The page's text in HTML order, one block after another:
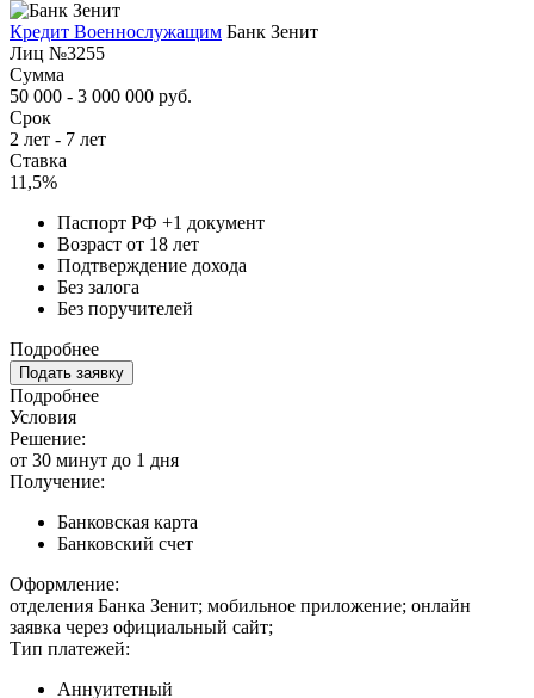
Кредит Военнослужащим Банк Зенит
Лиц №3255
Сумма
50 000 - 3 000 000 руб.
Срок
2 лет - 7 лет
Ставка
11,5%
Паспорт РФ +1 документ
Возраст от 18 лет
Подтверждение дохода
Без залога
Без поручителей
Подробнее
Подать заявку
Подробнее
Условия
Решение:
от 30 минут до 1 дня
Получение:
Банковская карта
Банковский счет
Оформление:
отделения Банка Зенит; мобильное приложение; онлайн
заявка через официальный сайт;
Тип платежей:
Аннуитетный